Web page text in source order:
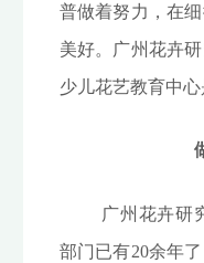
普做着努力，在
美好。广州花卉
少儿花艺教育中心
广州花卉研
部门已有20余年